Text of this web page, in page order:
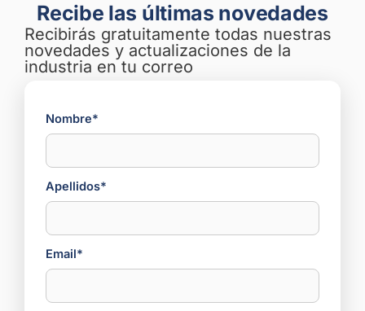
Recibe las últimas novedades
Recibirás gratuitamente todas nuestras
novedades y actualizaciones de la
industria en tu correo
Nombre*
Apellidos*
Email*